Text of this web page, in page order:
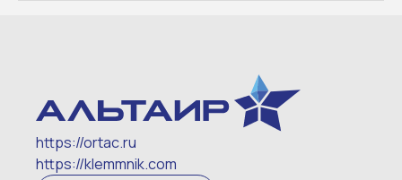
https://ortac.ru
https://klemmnik.com